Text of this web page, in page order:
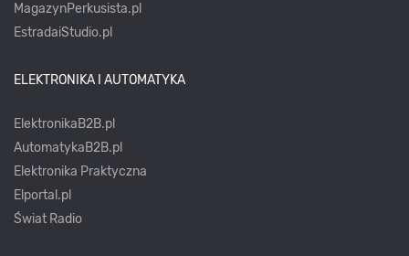
MagazynPerkusista.pl
EstradaiStudio.pl
ELEKTRONIKA I AUTOMATYKA
ElektronikaB2B.pl
AutomatykaB2B.pl
Elektronika Praktyczna
Elportal.pl
Świat Radio